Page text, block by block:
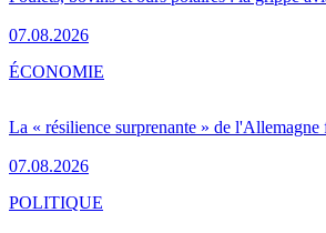
07.08.2026
La « résilience surprenante » de l'Allemagne
07.08.2026
ÉCONOMIE
POLITIQUE